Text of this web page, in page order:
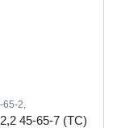
65-2,
45-65-7 (ТС)